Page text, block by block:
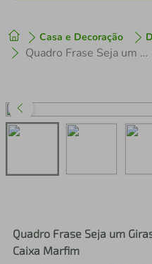
Casa e Decoração
Quadro Frase Seja um Girassol 142x100 2-100x70 Caixa Marfim
Quadro Frase Seja um
Caixa Marfim
1º tenis
perfume